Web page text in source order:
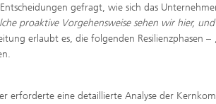
gefragt, wie sich das
proaktive Vorgehensweise sehen wir hier,
erlaubt es, die folgenden Resilienzphasen
erforderte eine detaillierte Analyse der